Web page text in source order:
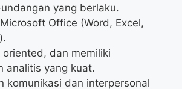
yang berlaku.
Office (Word, Excel,
dan memiliki
analitis yang kuat.
komunikasi dan interpersonal